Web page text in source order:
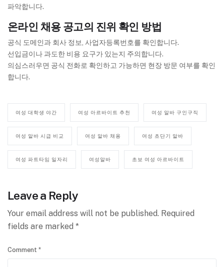
파악합니다.
온라인 채용 공고의 진위 확인 방법
공식 도메인과 회사 정보, 사업자등록번호를 확인합니다.
선입금이나 과도한 비용 요구가 있는지 주의합니다.
의심스러우면 공식 전화로 확인하고 가능하면 현장 방문 여부를 확인
합니다.
여성 대학생 야간 여성 아르바이트 추천 여성 알바 구인구직
여성 알바 시급 비교 여성 알바 채용 여성 초단기 알바
여성 파트타임 일자리 여성알바 초보 여성 아르바이트
Leave a Reply
Your email address will not be published. Required
fields are marked *
Comment *